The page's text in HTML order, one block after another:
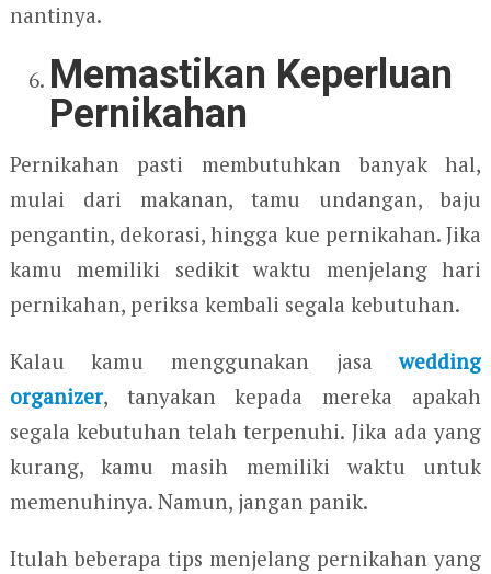
nantinya.
Memastikan Keperluan
Pernikahan
Pernikahan pasti membutuhkan banyak hal,
mulai dari makanan, tamu undangan, baju
pengantin, dekorasi, hingga kue pernikahan. Jika
kamu memiliki sedikit waktu menjelang hari
pernikahan, periksa kembali segala kebutuhan.
Kalau kamu menggunakan jasawedding
organizer, tanyakan kepada mereka apakah
segala kebutuhan telah terpenuhi. Jika ada yang
kurang, kamu masih memiliki waktu untuk
memenuhinya. Namun, jangan panik.
Itulah beberapa tips menjelang pernikahan yang